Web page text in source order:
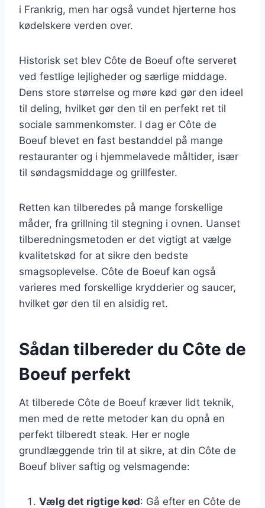
i Frankrig, men har også vundet hjerterne hos
kødelskere verden over.
Historisk set blev Côte de Boeuf ofte serveret
ved festlige lejligheder og særlige middage.
Dens store størrelse og møre kød gør den ideel
til deling, hvilket gør den til en perfekt ret til
sociale sammenkomster. I dag er Côte de
Boeuf blevet en fast bestanddel på mange
restauranter og i hjemmelavede måltider, især
til søndagsmiddage og grillfester.
Retten kan tilberedes på mange forskellige
måder, fra grillning til stegning i ovnen. Uanset
tilberedningsmetoden er det vigtigt at vælge
kvalitetskød for at sikre den bedste
smagsoplevelse. Côte de Boeuf kan også
varieres med forskellige krydderier og saucer,
hvilket gør den til en alsidig ret.
Sådan tilbereder du Côte de
Boeuf perfekt
At tilberede Côte de Boeuf kræver lidt teknik,
men med de rette metoder kan du opnå en
perfekt tilberedt steak. Her er nogle
grundlæggende trin til at sikre, at din Côte de
Boeuf bliver saftig og velsmagende:
Vælg det rigtige kød: Gå efter en Côte de